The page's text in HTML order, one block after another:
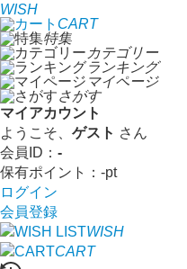
WISH
CART
特集
カテゴリー
ランキング
マイページ
さがす
マイアカウント
ようこそ、 ゲスト さん
会員ID： -
保有ポイント： -pt
ログイン
会員登録
WISH
CART